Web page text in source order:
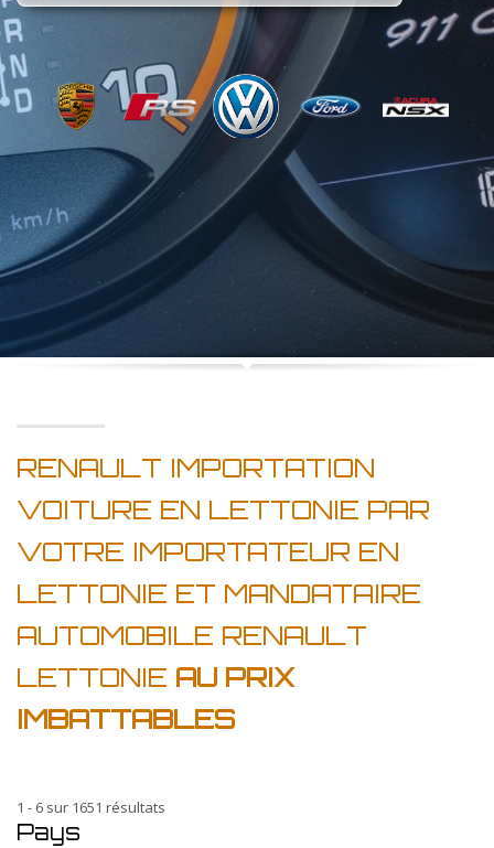
RENAULT IMPORTATION
VOITURE EN LETTONIE PAR
VOTRE IMPORTATEUR EN
LETTONIE ET MANDATAIRE
AUTOMOBILE RENAULT
LETTONIE AU PRIX
IMBATTABLES
1 - 6 sur 1651 résultats
Pays